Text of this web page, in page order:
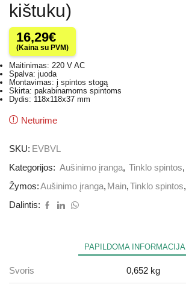
kištuku)
16,29€
(Kaina su PVM)
Maitinimas: 220 V AC
Spalva: juoda
Montavimas: į spintos stogą
Skirta: pakabinamoms spintoms
Dydis: 118x118x37 mm
Neturime
SKU: EVBVL
Kategorijos: Aušinimo įranga, Tinklo spintos,
Žymos:Aušinimo įranga, Main,Tinklo spintos,
Dalintis:
PAPILDOMA INFORMACIJA
Svoris 0,652 kg